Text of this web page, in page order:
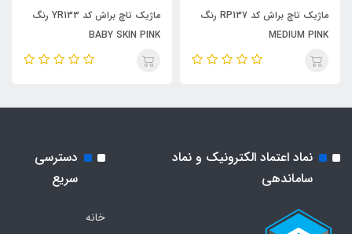
ماژیک تاچ براش کد YR133 رنگ
BABY SKIN PINK
ماژیک تاچ براش کد YR26 رنگ
PASTEL PEACH
نماد اعتماد الکترونیک و نماد
ساماندهی
دسترسی
سریع
خانه